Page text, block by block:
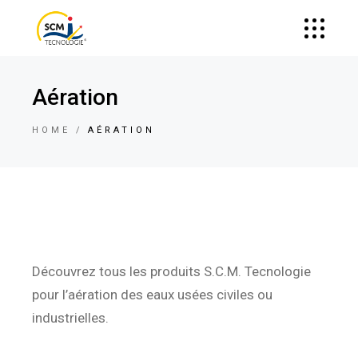
Aération
HOME AÉRATION
Découvrez tous les produits S.C.M. Tecnologie
pour l’aération des eaux usées civiles ou
industrielles.